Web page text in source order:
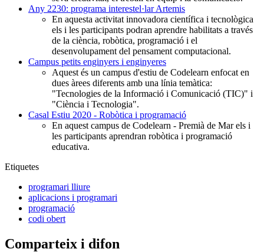
Any 2230: programa interestel·lar Artemis
En aquesta activitat innovadora científica i tecnològica
els i les participants podran aprendre habilitats a través
de la ciència, robòtica, programació i el
desenvolupament del pensament computacional.
Campus petits enginyers i enginyeres
Aquest és un campus d'estiu de Codelearn enfocat en
dues àrees diferents amb una línia temàtica:
"Tecnologies de la Informació i Comunicació (TIC)" i
"Ciència i Tecnologia".
Casal Estiu 2020 - Robòtica i programació
En aquest campus de Codelearn - Premià de Mar els i
les participants aprendran robòtica i programació
educativa.
Etiquetes
programari lliure
aplicacions i programari
programació
codi obert
Comparteix i difon